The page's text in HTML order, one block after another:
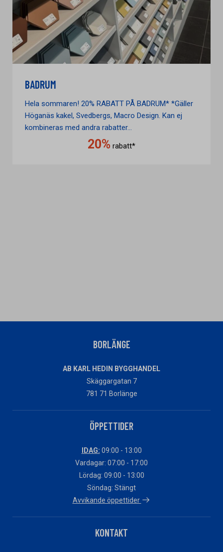
BADRUM
Hela sommaren! 20% RABATT PÅ BADRUM* *Gäller
Höganäs kakel, Svedbergs, Macro Design. Kan ej
kombineras med andra rabatter...
20% rabatt*
BORLÄNGE
AB KARL HEDIN BYGGHANDEL
Skäggargatan 7
781 71 Borlänge
ÖPPETTIDER
IDAG: 09:00 - 13:00
Vardagar: 07:00 - 17:00
Lördag: 09:00 - 13:00
Söndag: Stängt
Avvikande öppettider
KONTAKT